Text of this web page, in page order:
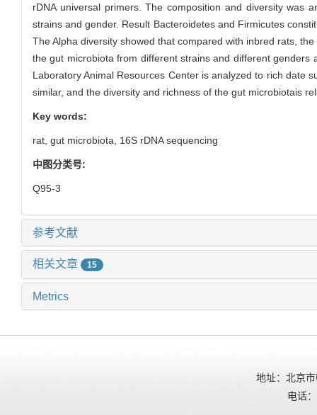
rDNA universal primers. The composition and diversity was
strains and gender. Result Bacteroidetes and Firmicutes
The Alpha diversity showed that compared with inbred rats,
the gut microbiota from different strains and different
Laboratory Animal Resources Center is analyzed to rich date
similar, and the diversity and richness of the gut microbiotais
Key words:
rat, gut microbiota, 16S rDNA sequencing
中图分类号:
Q95-3
参考文献
相关文章 15
Metrics
地址：北京
电话